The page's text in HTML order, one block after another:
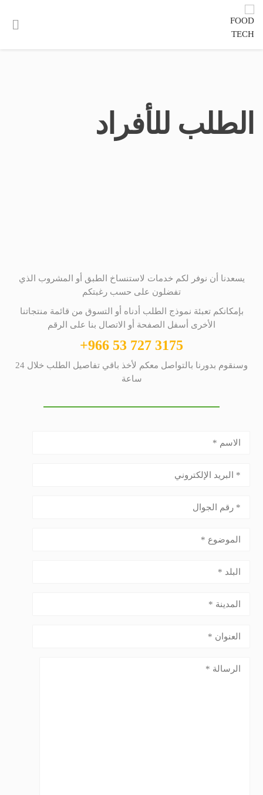
الطلب للأفراد
يسعدنا أن نوفر لكم خدمات لاستنساخ الطبق أو المشروب الذي
تفضلون على حسب رغبتكم
بإمكانكم تعبئة نموذج الطلب أدناه أو التسوق من قائمة منتجاتنا
الأخرى أسفل الصفحة أو الاتصال بنا على الرقم
+966 53 727 3175
وسنقوم بدورنا بالتواصل معكم لأخذ باقي تفاصيل الطلب خلال 24
ساعة